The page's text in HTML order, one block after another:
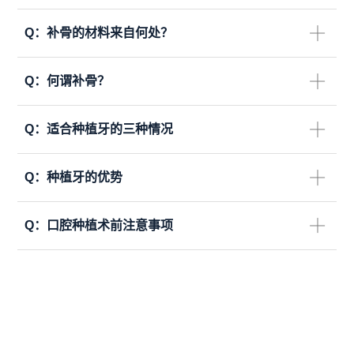
Q：补骨的材料来自何处？
Q：何谓补骨？
Q：适合种植牙的三种情况
Q：种植牙的优势
Q： 口腔种植术前注意事项